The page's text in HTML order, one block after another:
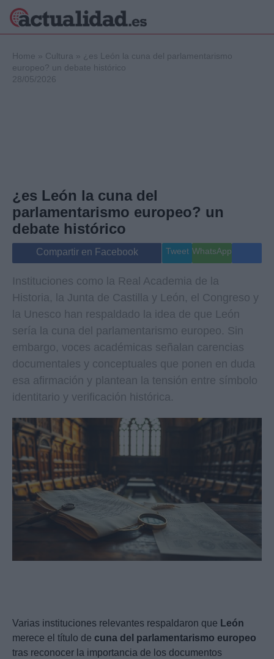
Internacional
Viajes
Gente
Musica
Home » Cultura » ¿es León la cuna del parlamentarismo
europeo? un debate histórico
28/05/2026
¿es León la cuna del
parlamentarismo europeo? un
debate histórico
Compartir en Facebook Tweet WhatsApp
Instituciones como la Real Academia de la
Historia, la Junta de Castilla y León, el Congreso y
la Unesco han respaldado la idea de que León
sería la cuna del parlamentarismo europeo. Sin
embargo, voces académicas señalan carencias
documentales y conceptuales que ponen en duda
esa afirmación y plantean la tensión entre símbolo
identitario y verificación histórica.
Varias instituciones relevantes respaldaron que León
merece el título de cuna del parlamentarismo europeo
tras reconocer la importancia de los documentos